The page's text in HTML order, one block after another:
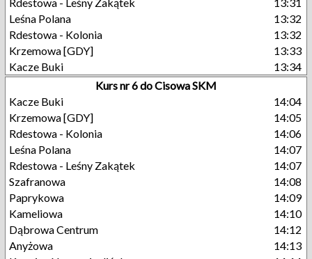
Leśna Polana
13:32
Rdestowa - Kolonia
13:32
Krzemowa [GDY]
13:33
Kacze Buki
13:34
Kurs nr 6 do Cisowa SKM
Kacze Buki
14:04
Krzemowa [GDY]
14:05
Rdestowa - Kolonia
14:06
Leśna Polana
14:07
Rdestowa - Leśny Zakątek
14:07
Szafranowa
14:08
Paprykowa
14:09
Kameliowa
14:10
Dąbrowa Centrum
14:12
Anyżowa
14:13